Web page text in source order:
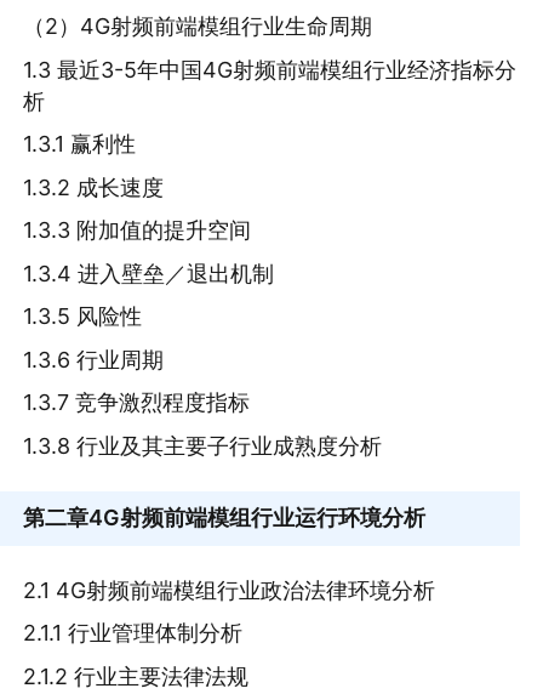
（2）4G射频前端模组行业生命周期
1.3 最近3-5年中国4G射频前端模组行业经济指标分
析
1.3.1 赢利性
1.3.2 成长速度
1.3.3 附加值的提升空间
1.3.4 进入壁垒／退出机制
1.3.5 风险性
1.3.6 行业周期
1.3.7 竞争激烈程度指标
1.3.8 行业及其主要子行业成熟度分析
第二章4G射频前端模组行业运行环境分析
2.1 4G射频前端模组行业政治法律环境分析
2.1.1 行业管理体制分析
2.1.2 行业主要法律法规